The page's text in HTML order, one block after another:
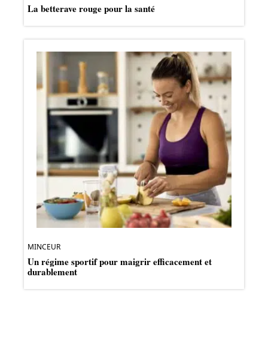
La betterave rouge pour la santé
MINCEUR
Un régime sportif pour maigrir efficacement et
durablement